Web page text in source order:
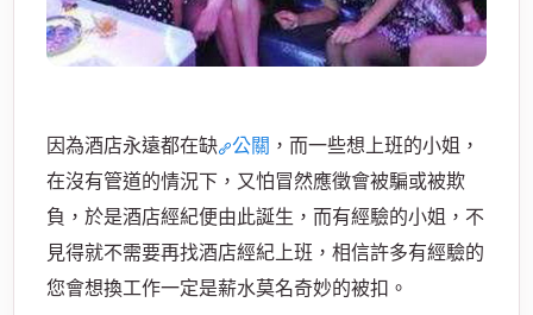
因為酒店永遠都在缺 公關 ，而一些想上班的小姐，
在沒有管道的情況下，又怕冒然應徵會被騙或被欺
負，於是酒店經紀便由此誕生，而有經驗的小姐，不
見得就不需要再找酒店經紀上班，相信許多有經驗的
您會想換工作一定是薪水莫名奇妙的被扣。